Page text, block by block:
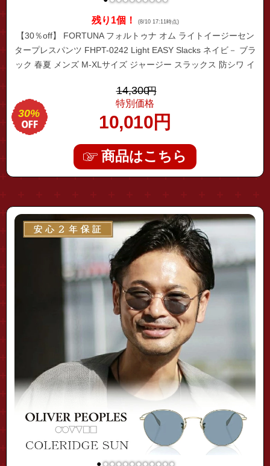
残り1個！ (8/10 17:11時点)
【30％off】 FORTUNA フォルトゥナ オム ライトイージーセン
タープレスパンツ FHPT-0242 Light EASY Slacks ネイビ－ ブラ
ック 春夏 メンズ M-XLサイズ ジャージー スラックス 防シワ イ
タープレス 大人 上品
14,300円
特別価格
10,010円
30%
商品はこちら
"0ov1186s"
●●●●●●●●●●●●